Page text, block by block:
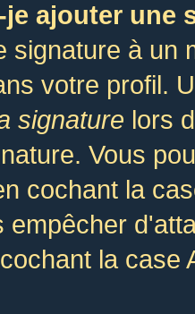
ajouter une
signature à un
votre profil.
signature lors
Vous
cochant la
empêcher
la